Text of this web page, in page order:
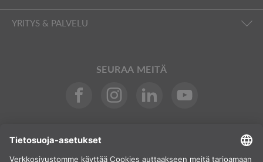
YRITYS & PALVELU
SEURAA MEITÄ
FI
Suomi